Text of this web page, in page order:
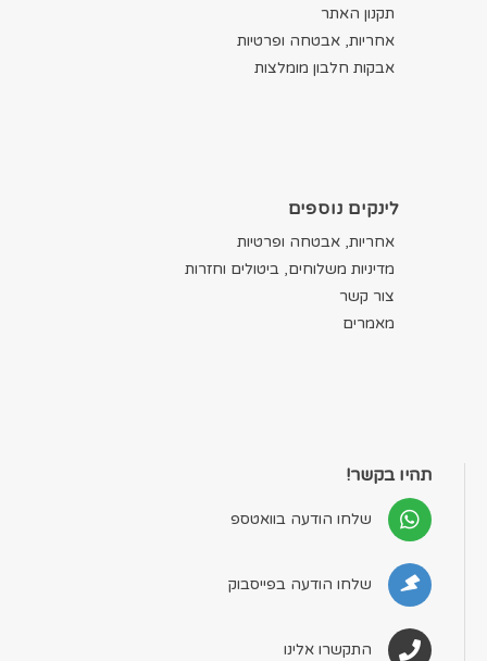
תקנון האתר
אחריות, אבטחה ופרטיות
אבקות חלבון מומלצות
לינקים נוספים
אחריות, אבטחה ופרטיות
מדיניות משלוחים, ביטולים וחזרות
צור קשר
מאמרים
תהיו בקשר!
שלחו הודעה בוואטספ
שלחו הודעה בפייסבוק
התקשרו אלינו